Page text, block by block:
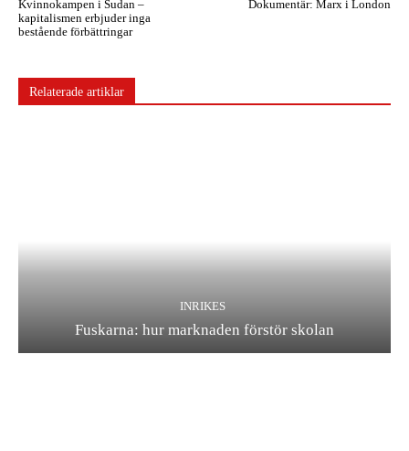
Kvinnokampen i Sudan –
kapitalismen erbjuder inga
bestående förbättringar
Dokumentär: Marx i London
Relaterade artiklar
INRIKES
Fuskarna: hur marknaden förstör skolan